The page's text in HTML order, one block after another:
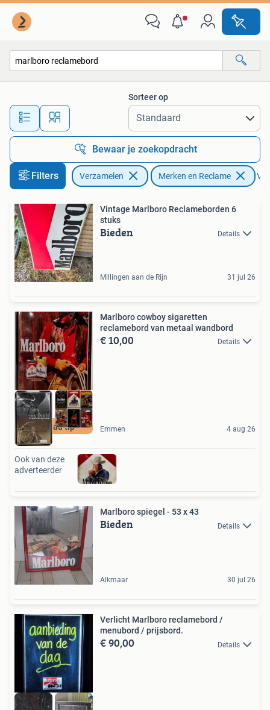
Alle afstanden…
Sorteer op
Bewaar je zoekopdracht
Filters Verzamelen Merken en Reclame
Vintage Marlboro Reclameborden 6
stuks
Bieden Details
Millingen aan de Rijn 31 jul 26
Cadeau tip
Marlboro cowboy sigaretten
reclamebord van metaal wandbord
€ 10,00 Details
Emmen 4 aug 26
Ook van deze
adverteerder
Marlboro spiegel - 53 x 43
Bieden Details
Alkmaar 30 jul 26
Verlicht Marlboro reclamebord /
menubord / prijsbord.
€ 90,00 Details